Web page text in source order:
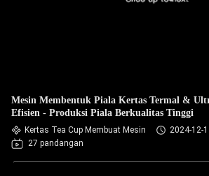
Mesin Membentuk Piala Kertas Termal &
Efisien - Produksi Piala Berkualitas Tinggi
Kertas Tea Cup Membuat Mesin
2024-12-
27 pandangan